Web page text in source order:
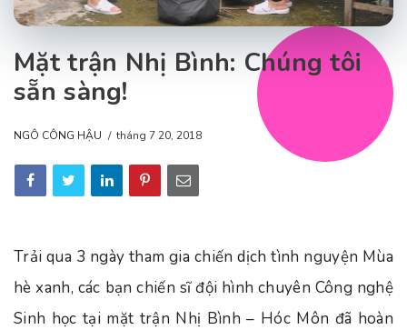
Mặt trận Nhị Bình: Chúng tôi
sẵn sàng!
NGÔ CÔNG HẬU tháng 7 20, 2018
Trải qua 3 ngày tham gia chiến dịch tình nguyện Mùa
hè xanh, các bạn chiến sĩ đội hình chuyên Công nghệ
Sinh học tại mặt trận Nhị Bình – Hóc Môn đã hoàn